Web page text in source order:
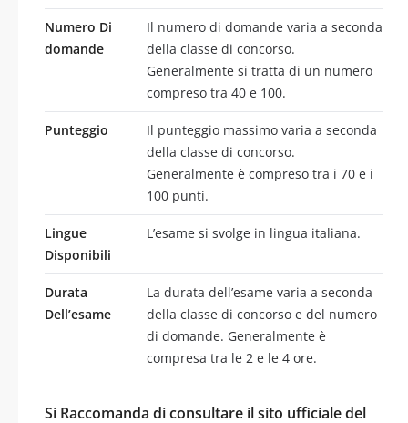
Numero Di
domande
Il numero di domande varia a seconda
della classe di concorso.
Generalmente si tratta di un numero
compreso tra 40 e 100.
Punteggio
Il punteggio massimo varia a seconda
della classe di concorso.
Generalmente è compreso tra i 70 e i
100 punti.
Lingue
Disponibili
L’esame si svolge in lingua italiana.
Durata
Dell’esame
La durata dell’esame varia a seconda
della classe di concorso e del numero
di domande. Generalmente è
compresa tra le 2 e le 4 ore.
Si Raccomanda di consultare il sito ufficiale del